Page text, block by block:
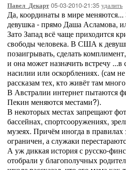
Павел_Декарт05-03-2010-21:35 удалить
Да, координаты в мире меняются...
девушка - прямо Даша Асламова,
Зато Запад всё чаще приходится
свободы человека. В США к
позаигрывать, сделать
и она может назначить встречу ...в
насилии или оскорблениях. (сам
рассказам тех, кто живёт там
В Австралии интернет пытаются
Пекин меняются местами?).
В некоторых местах запрещают
бассейнах, спортсооружениях,
музеях. Причём иногда в правилах
ограничен, а служаки
А уж диккая история с русско-
отобрали у благополучных